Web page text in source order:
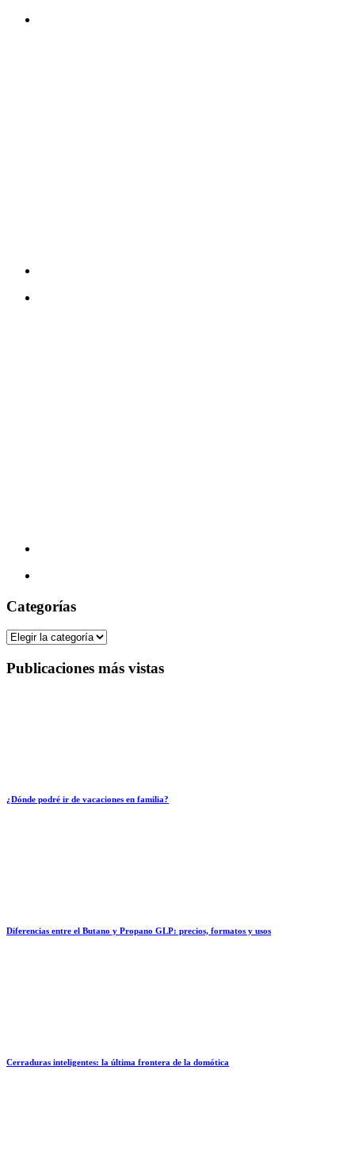
Categorías
Categorías
Publicaciones más vistas
¿Dónde podré ir de vacaciones en familia?
Diferencias entre el Butano y Propano GLP: precios, formatos y usos
Cerraduras inteligentes: la última frontera de la domótica